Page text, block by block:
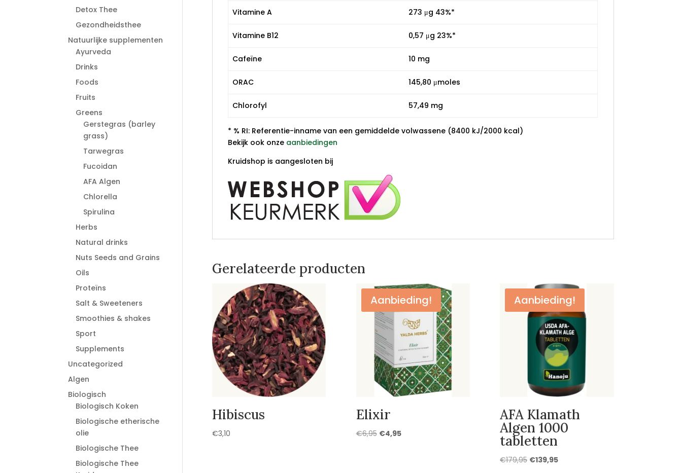
Vitamine A 273 μg 43%*
Vitamine B12 0,57 μg 23%*
Cafeïne 10 mg
ORAC 145,80 μmoles
Chlorofyl 57,49 mg
* % RI: Referentie-inname van een gemiddelde volwassene (8400 kJ/2000 kcal)
Bekijk ook onze aanbiedingen
Kruidshop is aangesloten bij
Gerelateerde producten
Hibiscus
€3,10
Aanbieding!
Elixir
€6,95 Oorspronkelijke
€4,95Huidige
Aanbieding!
AFA Klamath
Algen 1000
tabletten
€179,95 Oorspronkelijke
€139,95Huidige
Detox Thee
Gezondheidsthee
Natuurlijke supplementen
Ayurveda
Drinks
Foods
Fruits
Greens
Gerstegras (barley
grass)
Tarwegras
Fucoidan
AFA Algen
Chlorella
Spirulina
Herbs
Natural drinks
Nuts Seeds and Grains
Oils
Proteïns
Salt & Sweeteners
Smoothies & shakes
Sport
Supplements
Uncategorized
Algen
Biologisch
Biologisch Koken
Biologische etherische
olie
Biologische Thee
Biologische Thee